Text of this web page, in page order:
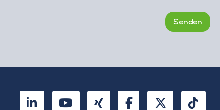
LinkedInYouTubeXing FacebookTwitter